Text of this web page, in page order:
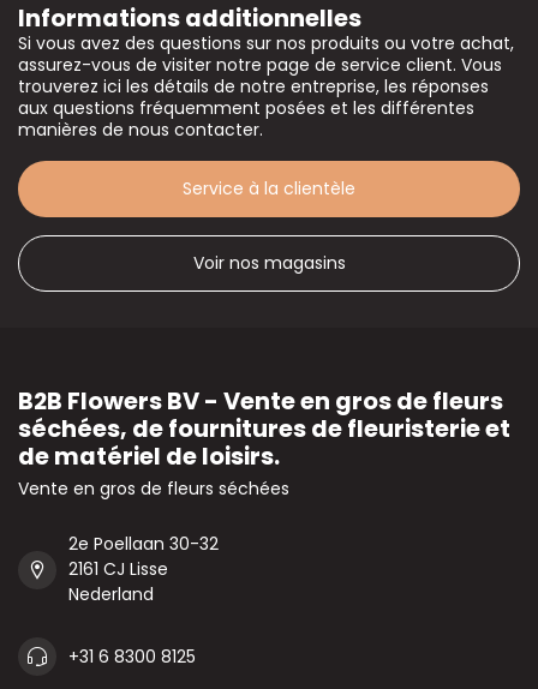
Informations additionnelles
Si vous avez des questions sur nos produits ou votre achat,
assurez-vous de visiter notre page de service client. Vous
trouverez ici les détails de notre entreprise, les réponses
aux questions fréquemment posées et les différentes
manières de nous contacter.
Service à la clientèle
Voir nos magasins
B2B Flowers BV - Vente en gros de fleurs
séchées, de fournitures de fleuristerie et
de matériel de loisirs.
Vente en gros de fleurs séchées
2e Poellaan 30-32
2161 CJ Lisse
Nederland
+31 6 8300 8125